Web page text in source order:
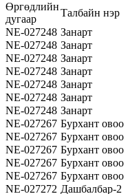
Өргөдлийн
дугаар
Талбайн нэр
NE-027248 Занарт
NE-027248 Занарт
NE-027248 Занарт
NE-027248 Занарт
NE-027248 Занарт
NE-027248 Занарт
NE-027248 Занарт
NE-027267 Бурхант овоо
NE-027267 Бурхант овоо
NE-027267 Бурхант овоо
NE-027267 Бурхант овоо
NE-027267 Бурхант овоо
NE-027272 Дашбалбар-2